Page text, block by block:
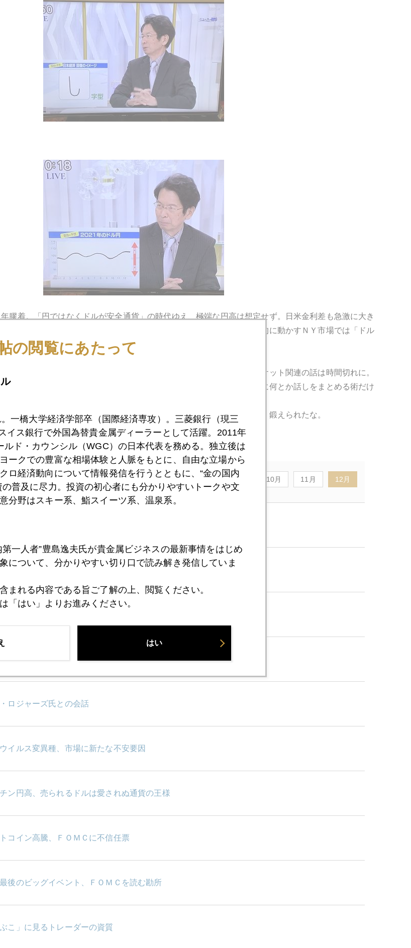
膠着。「円ではなくドルが安全通貨」の時代ゆえ、極端な円高は想定せず。日米金利差も急激に大き
本市場では相変わらず「円安全通貨神話」が見られるが、ドル円を実質的に動かすＮＹ市場では「ドル
した。
題に時間かかり、押して残り時間が予定より大幅に少なくなり、マーケット関連の話は時間切れに。
最後１０秒残しでお願いします。」とＣＭ時間中に言われ、制限時間内に何とか話しをまとめる術だけ
まで出張して朝日放送、エンタメ系報道番組に頻繁に出演していた頃、鍛えられたな。
3月 4月 5月 6月 7月 8月 9月 10月 11月 12月
１年のリスク・シナリオ
１年金価格を占う勘所
ロジャーズ氏との会話
イルス変異種、市場に新たな不安要因
ン円高、売られるドルは愛されぬ通貨の王様
コイン高騰、ＦＯＭＣに不信任票
後のビッグイベント、ＦＯＭＣを読む勘所
ぶこ」に見るトレーダーの資質
の閲覧にあたって
一橋大学経済学部卒（国際経済専攻）。三菱銀行（現三
イス銀行で外国為替貴金属ディーラーとして活躍。2011年
ルド・カウンシル（WGC）の日本代表を務める。独立後は
ークでの豊富な相場体験と人脈をもとに、自由な立場から
ロ経済動向について情報発信を行うとともに、“金の国内
普及に尽力。投資の初心者にも分かりやすいトークや文
分野はスキー系、鮨スイーツ系、温泉系。
一人者”豊島逸夫氏が貴金属ビジネスの最新事情をはじめ
について、分かりやすい切り口で読み解き発信していま
まれる内容である旨ご了解の上、閲覧ください。
「はい」よりお進みください。
はい